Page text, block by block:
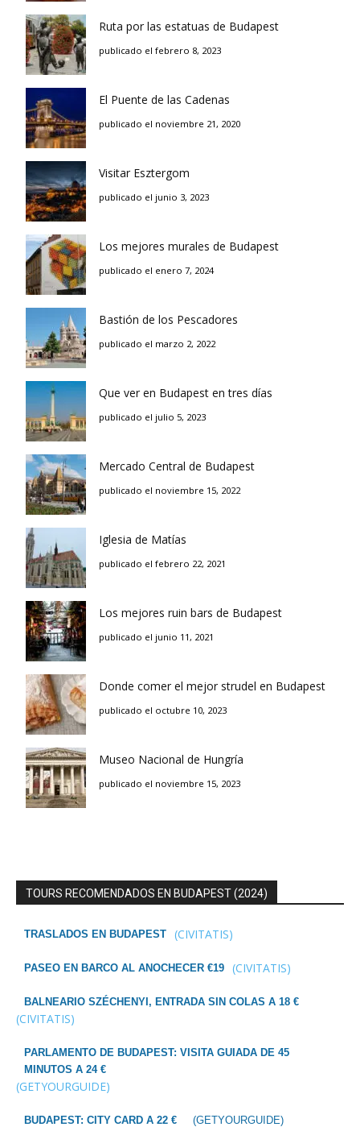
Ruta por las estatuas de Budapest
publicado el febrero 8, 2023
El Puente de las Cadenas
publicado el noviembre 21, 2020
Visitar Esztergom
publicado el junio 3, 2023
Los mejores murales de Budapest
publicado el enero 7, 2024
Bastión de los Pescadores
publicado el marzo 2, 2022
Que ver en Budapest en tres días
publicado el julio 5, 2023
Mercado Central de Budapest
publicado el noviembre 15, 2022
Iglesia de Matías
publicado el febrero 22, 2021
Los mejores ruin bars de Budapest
publicado el junio 11, 2021
Donde comer el mejor strudel en Budapest
publicado el octubre 10, 2023
Museo Nacional de Hungría
publicado el noviembre 15, 2023
TOURS RECOMENDADOS EN BUDAPEST (2024)
TRASLADOS EN BUDAPEST (CIVITATIS)
PASEO EN BARCO AL ANOCHECER €19 (CIVITATIS)
BALNEARIO SZÉCHENYI, ENTRADA SIN COLAS A 18 €
(CIVITATIS)
PARLAMENTO DE BUDAPEST: VISITA GUIADA DE 45
MINUTOS A 24 €
(GETYOURGUIDE)
BUDAPEST: CITY CARD A 22 €
(GETYOURGUIDE)